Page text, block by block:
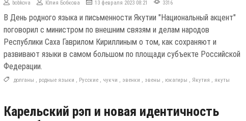
bobkova Юлия Бобкова 13 февраля 2023 08:21 3316
В День родного языка и письменности Якутии "Национальный акцент"
поговорил с министром по внешним связям и делам народов
Республики Саха Гаврилом Кириллиным о том, как сохраняют и
развивают языки в самом большом по площади субъекте Российской
Федерации.
долганы , родные языки , Русские , чукчи , эвенки , эвены , юкагиры , Якутия , якуты
Карельский рэп и новая идентичность